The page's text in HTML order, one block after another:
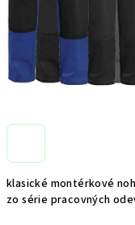
klasické montérkové
zo série pracovných